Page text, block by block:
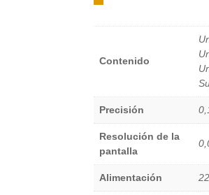
Contenido
Precisión
Resolución de la
pantalla
Alimentación